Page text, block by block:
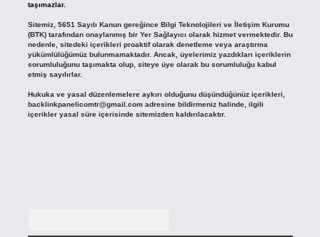
taşımazlar.
Sitemiz, 5651 Sayılı Kanun gereğince Bilgi Teknolojileri ve İletişim Kurumu
(BTK) tarafından onaylanmış bir Yer Sağlayıcı olarak hizmet vermektedir. Bu
nedenle, sitedeki içerikleri proaktif olarak denetleme veya araştırma
yükümlülüğümüz bulunmamaktadır. Ancak, üyelerimiz yazdıkları içeriklerin
sorumluluğunu taşımakta olup, siteye üye olarak bu sorumluluğu kabul
etmiş sayılırlar.
Hukuka ve yasal düzenlemelere aykırı olduğunu düşündüğünüz içerikleri,
backlinkpanelicomtr@gmail.comadresine bildirmeniz halinde, ilgili
içerikler yasal süre içerisinde sitemizden kaldırılacaktır.